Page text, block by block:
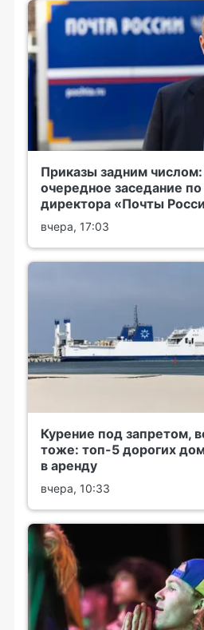
Приказы задним
очередное заседание
директора «Почты
вчера, 17:03
Курение под запретом,
тоже: топ-5 дорогих
в аренду
вчера, 10:33